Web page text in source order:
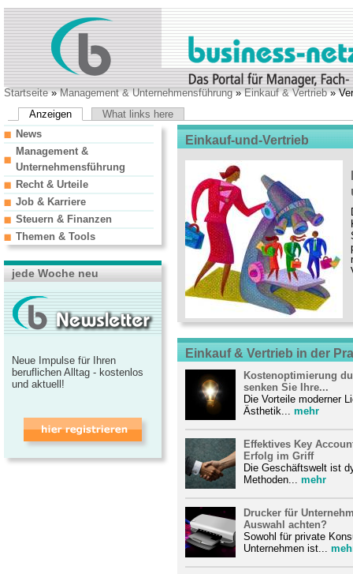
Startseite»Management & Unternehmensführung»Einkauf & Vertrieb»
Anzeigen
What links here
Einkauf-und-Vertrieb
Einkauf & Vertrieb in der
Kostenoptimierung
senken Sie Ihre...
Die Vorteile moderner
Ästhetik... mehr
Effektives Key
Erfolg im Griff
Die Geschäftswelt ist
Methoden... mehr
Drucker für
Auswahl achten?
Sowohl für private
Unternehmen ist...
News
Management &
Unternehmensführung
Recht & Urteile
Job & Karriere
Steuern & Finanzen
Themen & Tools
jede Woche neu
Neue Impulse für Ihren
beruflichen Alltag - kostenlos
und aktuell!